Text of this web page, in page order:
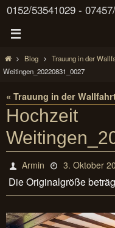
0152/53541029 -
StartBlog Trauung in der
Weitingen_20220831_0027
« Trauung in der
Hochzeit
Armin 3. Oktober
Die Originalgröße